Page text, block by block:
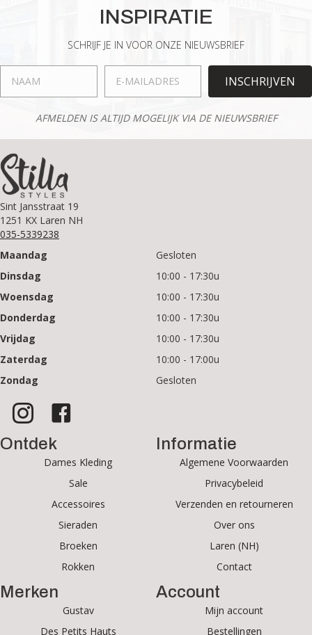
INSPIRATIE
SCHRIJF JE IN VOOR ONZE NIEUWSBRIEF
INSCHRIJVEN
AFMELDEN IS ALTIJD MOGELIJK VIA DE NIEUWSBRIEF
Sint Jansstraat 19
1251 KX Laren NH
035-5339238
Maandag
Gesloten
Dinsdag
10:00 - 17:30u
Woensdag
10:00 - 17:30u
Donderdag
10:00 - 17:30u
Vrijdag
10:00 - 17:30u
Zaterdag
10:00 - 17:00u
Zondag
Gesloten
Ontdek
Dames Kleding
Sale
Accessoires
Sieraden
Broeken
Rokken
Merken
Gustav
Des Petits Hauts
Informatie
Algemene Voorwaarden
Privacybeleid
Verzenden en retourneren
Over ons
Laren (NH)
Contact
Account
Mijn account
Bestellingen